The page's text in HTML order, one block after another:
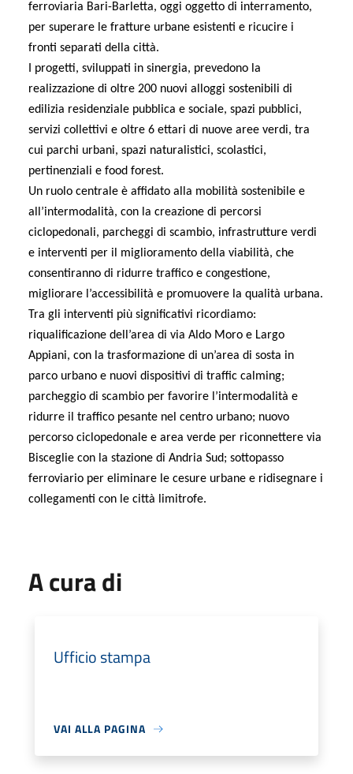
ferroviaria Bari-Barletta, oggi oggetto di interramento,
per superare le fratture urbane esistenti e ricucire i
fronti separati della città.
I progetti, sviluppati in sinergia, prevedono la
realizzazione di oltre 200 nuovi alloggi sostenibili di
edilizia residenziale pubblica e sociale, spazi pubblici,
servizi collettivi e oltre 6 ettari di nuove aree verdi, tra
cui parchi urbani, spazi naturalistici, scolastici,
pertinenziali e food forest.
Un ruolo centrale è affidato alla mobilità sostenibile e
all’intermodalità, con la creazione di percorsi
ciclopedonali, parcheggi di scambio, infrastrutture verdi
e interventi per il miglioramento della viabilità, che
consentiranno di ridurre traffico e congestione,
migliorare l’accessibilità e promuovere la qualità urbana.
Tra gli interventi più significativi ricordiamo:
riqualificazione dell’area di via Aldo Moro e Largo
Appiani, con la trasformazione di un’area di sosta in
parco urbano e nuovi dispositivi di traffic calming;
parcheggio di scambio per favorire l’intermodalità e
ridurre il traffico pesante nel centro urbano; nuovo
percorso ciclopedonale e area verde per riconnettere via
Bisceglie con la stazione di Andria Sud; sottopasso
ferroviario per eliminare le cesure urbane e ridisegnare i
collegamenti con le città limitrofe.
A cura di
Ufficio stampa
VAI ALLA PAGINA